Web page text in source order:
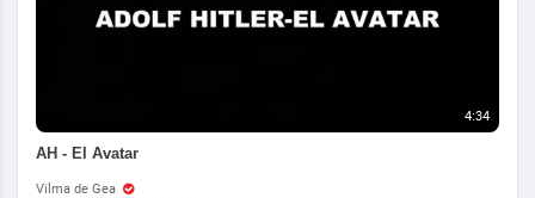
4:34
AH - El Avatar
Vilma de Gea